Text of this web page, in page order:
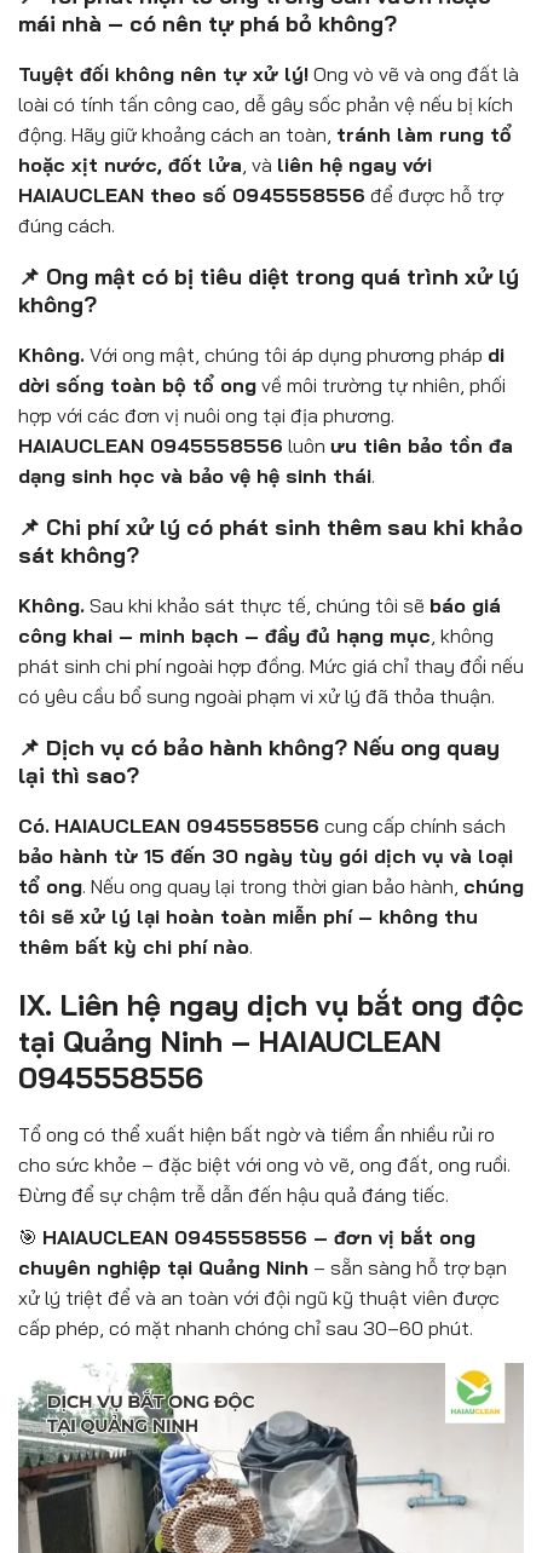
mái nhà – có nên tự phá bỏ không?
Tuyệt đối không nên tự xử lý! Ong vò vẽ và ong đất là
loài có tính tấn công cao, dễ gây sốc phản vệ nếu bị kích
động. Hãy giữ khoảng cách an toàn, tránh làm rung tổ
hoặc xịt nước, đốt lửa, và liên hệ ngay với
HAIAUCLEAN theo số 0945558556 để được hỗ trợ
đúng cách.
📌 Ong mật có bị tiêu diệt trong quá trình xử lý
không?
Không. Với ong mật, chúng tôi áp dụng phương pháp di
dời sống toàn bộ tổ ong về môi trường tự nhiên, phối
hợp với các đơn vị nuôi ong tại địa phương.
HAIAUCLEAN 0945558556 luôn ưu tiên bảo tồn đa
dạng sinh học và bảo vệ hệ sinh thái.
📌 Chi phí xử lý có phát sinh thêm sau khi khảo
sát không?
Không. Sau khi khảo sát thực tế, chúng tôi sẽ báo giá
công khai – minh bạch – đầy đủ hạng mục, không
phát sinh chi phí ngoài hợp đồng. Mức giá chỉ thay đổi nếu
có yêu cầu bổ sung ngoài phạm vi xử lý đã thỏa thuận.
📌 Dịch vụ có bảo hành không? Nếu ong quay
lại thì sao?
Có. HAIAUCLEAN 0945558556 cung cấp chính sách
bảo hành từ 15 đến 30 ngày tùy gói dịch vụ và loại
tổ ong. Nếu ong quay lại trong thời gian bảo hành, chúng
tôi sẽ xử lý lại hoàn toàn miễn phí – không thu
thêm bất kỳ chi phí nào.
IX. Liên hệ ngay dịch vụ bắt ong độc
tại Quảng Ninh – HAIAUCLEAN
0945558556
Tổ ong có thể xuất hiện bất ngờ và tiềm ẩn nhiều rủi ro
cho sức khỏe – đặc biệt với ong vò vẽ, ong đất, ong ruồi.
Đừng để sự chậm trễ dẫn đến hậu quả đáng tiếc.
🎯 HAIAUCLEAN 0945558556 – đơn vị bắt ong
chuyên nghiệp tại Quảng Ninh – sẵn sàng hỗ trợ bạn
xử lý triệt để và an toàn với đội ngũ kỹ thuật viên được
cấp phép, có mặt nhanh chóng chỉ sau 30–60 phút.